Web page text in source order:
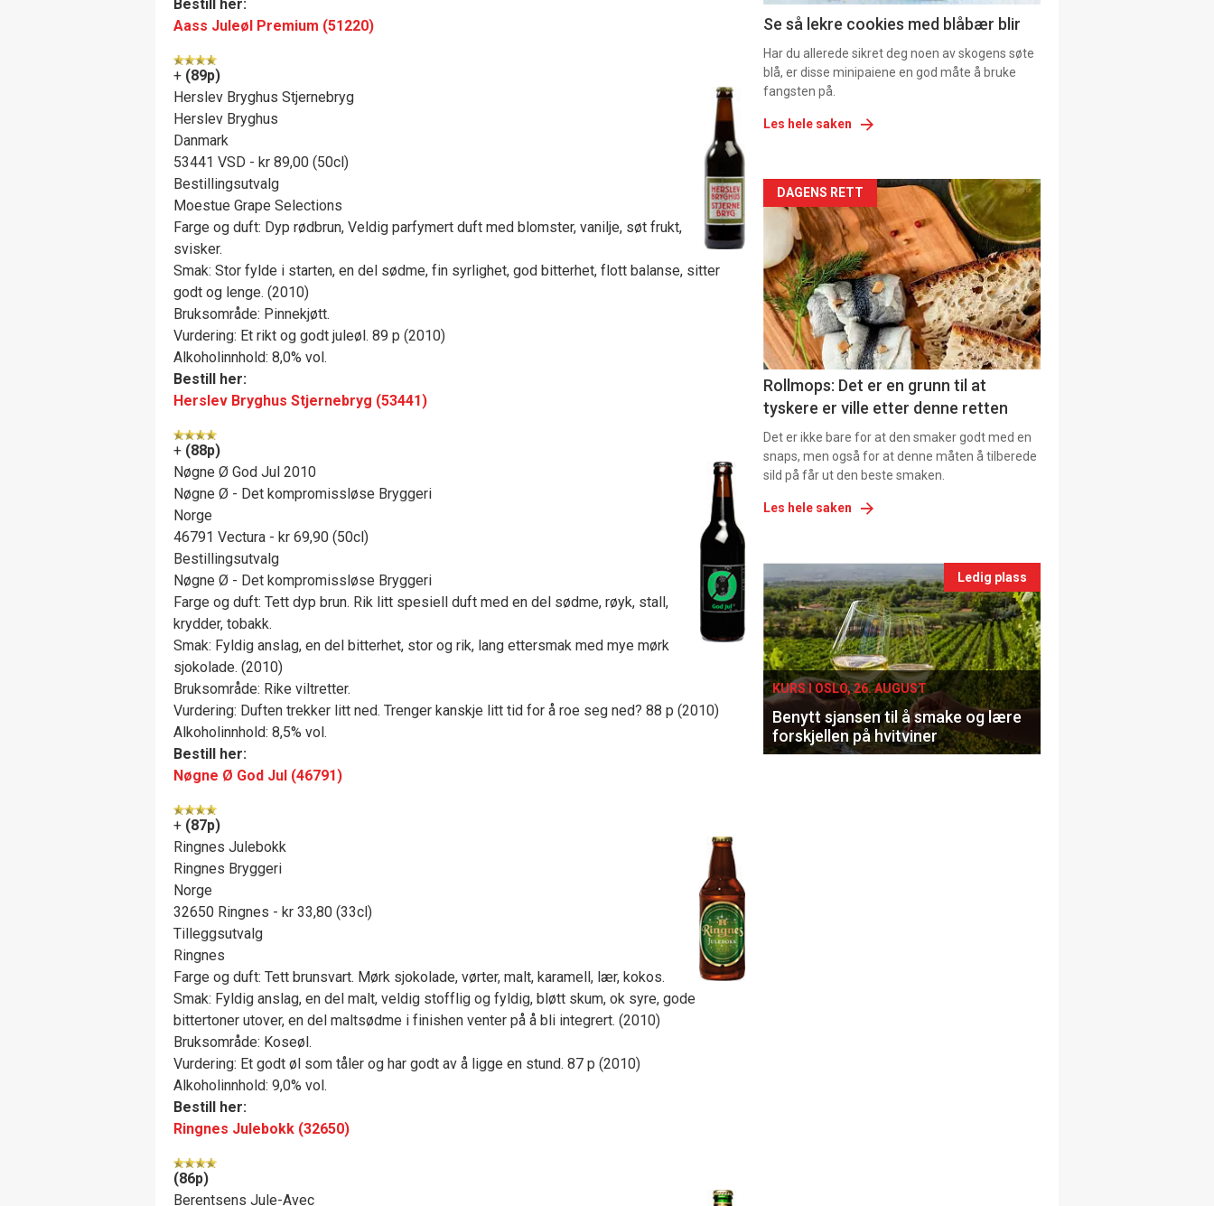
Bestill her:
Aass Juleøl Premium (51220)
+ (89p)
Herslev Bryghus Stjernebryg
Herslev Bryghus
Danmark
53441 VSD - kr 89,00 (50cl)
Bestillingsutvalg
Moestue Grape Selections
Farge og duft: Dyp rødbrun, Veldig parfymert duft med blomster, vanilje, søt frukt,
svisker.
Smak: Stor fylde i starten, en del sødme, fin syrlighet, god bitterhet, flott balanse, sitter
godt og lenge. (2010)
Bruksområde: Pinnekjøtt.
Vurdering: Et rikt og godt juleøl. 89 p (2010)
Alkoholinnhold: 8,0% vol.
Bestill her:
Herslev Bryghus Stjernebryg (53441)
+ (88p)
Nøgne Ø God Jul 2010
Nøgne Ø - Det kompromissløse Bryggeri
Norge
46791 Vectura - kr 69,90 (50cl)
Bestillingsutvalg
Nøgne Ø - Det kompromissløse Bryggeri
Farge og duft: Tett dyp brun. Rik litt spesiell duft med en del sødme, røyk, stall,
krydder, tobakk.
Smak: Fyldig anslag, en del bitterhet, stor og rik, lang ettersmak med mye mørk
sjokolade. (2010)
Bruksområde: Rike viltretter.
Vurdering: Duften trekker litt ned. Trenger kanskje litt tid for å roe seg ned? 88 p (2010)
Alkoholinnhold: 8,5% vol.
Bestill her:
Nøgne Ø God Jul (46791)
+ (87p)
Ringnes Julebokk
Ringnes Bryggeri
Norge
32650 Ringnes - kr 33,80 (33cl)
Tilleggsutvalg
Ringnes
Farge og duft: Tett brunsvart. Mørk sjokolade, vørter, malt, karamell, lær, kokos.
Smak: Fyldig anslag, en del malt, veldig stofflig og fyldig, bløtt skum, ok syre, gode
bittertoner utover, en del maltsødme i finishen venter på å bli integrert. (2010)
Bruksområde: Koseøl.
Vurdering: Et godt øl som tåler og har godt av å ligge en stund. 87 p (2010)
Alkoholinnhold: 9,0% vol.
Bestill her:
Ringnes Julebokk (32650)
(86p)
Berentsens Jule-Avec
Dagens
rett
2
Se så lekre cookies med blåbær blir
Har du allerede sikret deg noen av skogens søte
blå, er disse minipaiene en god måte å bruke
fangsten på.
Les hele saken
Artikler
detail
-
section
11
Ukens
vin
DAGENS RETT
Rollmops: Det er en grunn til at
tyskere er ville etter denne retten
Det er ikke bare for at den smaker godt med en
snaps, men også for at denne måten å tilberede
sild på får ut den beste smaken.
Les hele saken
Events
single
Ledig plass
KURS I OSLO, 26. AUGUST
Benytt sjansen til å smake og lære
forskjellen på hvitviner